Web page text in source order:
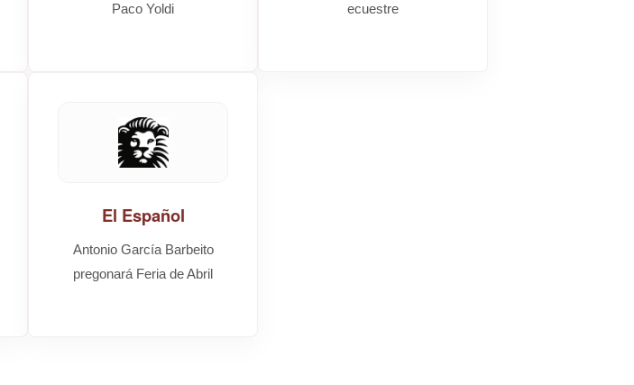
Paco Yoldi
ecuestre
El Español
Antonio García Barbeito
pregonará Feria de Abril